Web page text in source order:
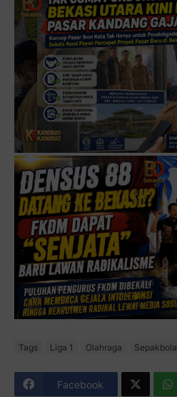
Tags Liga 1 Olahraga Sepakbola
Facebook